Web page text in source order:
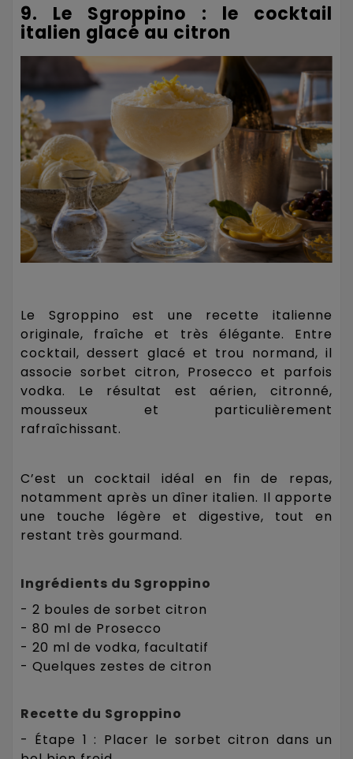
9. Le Sgroppino : le cocktail
italien glacé au citron
Le Sgroppino est une recette italienne
originale, fraîche et très élégante. Entre
cocktail, dessert glacé et trou normand, il
associe sorbet citron, Prosecco et parfois
vodka. Le résultat est aérien, citronné,
mousseux et particulièrement
rafraîchissant.
C’est un cocktail idéal en fin de repas,
notamment après un dîner italien. Il apporte
une touche légère et digestive, tout en
restant très gourmand.
Ingrédients du Sgroppino
- 2 boules de sorbet citron
- 80 ml de Prosecco
- 20 ml de vodka, facultatif
- Quelques zestes de citron
Recette du Sgroppino
- Étape 1 : Placer le sorbet citron dans un